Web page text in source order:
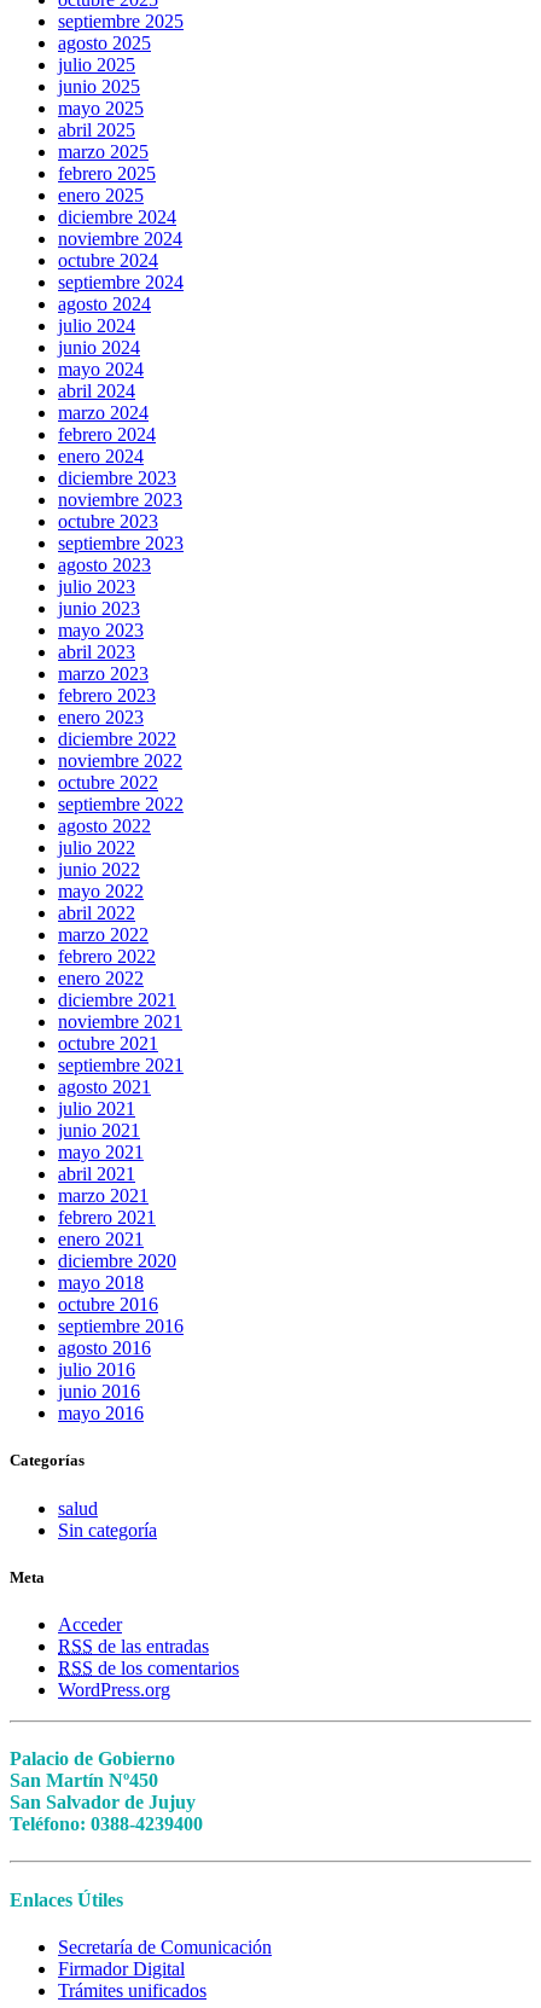
septiembre 2025
agosto 2025
julio 2025
junio 2025
mayo 2025
abril 2025
marzo 2025
febrero 2025
enero 2025
diciembre 2024
noviembre 2024
octubre 2024
septiembre 2024
agosto 2024
julio 2024
junio 2024
mayo 2024
abril 2024
marzo 2024
febrero 2024
enero 2024
diciembre 2023
noviembre 2023
octubre 2023
septiembre 2023
agosto 2023
julio 2023
junio 2023
mayo 2023
abril 2023
marzo 2023
febrero 2023
enero 2023
diciembre 2022
noviembre 2022
octubre 2022
septiembre 2022
agosto 2022
julio 2022
junio 2022
mayo 2022
abril 2022
marzo 2022
febrero 2022
enero 2022
diciembre 2021
noviembre 2021
octubre 2021
septiembre 2021
agosto 2021
julio 2021
junio 2021
mayo 2021
abril 2021
marzo 2021
febrero 2021
enero 2021
diciembre 2020
mayo 2018
octubre 2016
septiembre 2016
agosto 2016
julio 2016
junio 2016
mayo 2016
Categorías
salud
Sin categoría
Meta
Acceder
RSS de las entradas
RSS de los comentarios
WordPress.org
Palacio de Gobierno
San Martín Nº450
San Salvador de Jujuy
Teléfono: 0388-4239400
Enlaces Útiles
Secretaría de Comunicación
Firmador Digital
Trámites unificados